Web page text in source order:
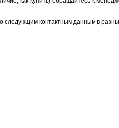
контактным данным в